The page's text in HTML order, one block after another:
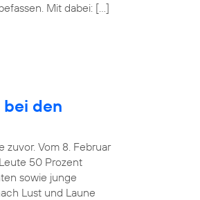
Mit dabei: […]
den
Vom 8. Februar
50 Prozent
sowie junge
Lust und Laune